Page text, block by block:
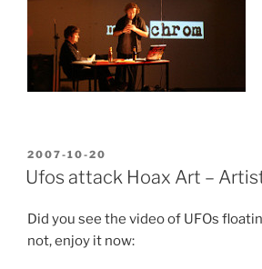
POSTED
ON
2007-10-20
Ufos attack Hoax Art –
Did you see the video of UFOs
not, enjoy it now: